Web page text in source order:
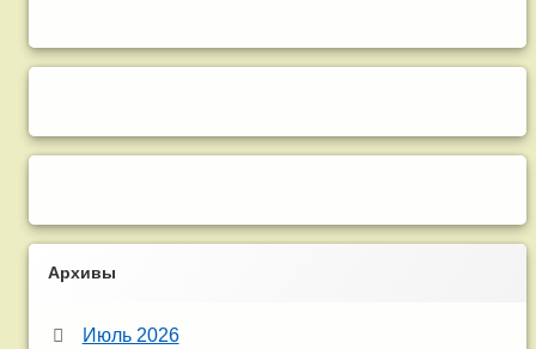
Архивы
Июль 2026